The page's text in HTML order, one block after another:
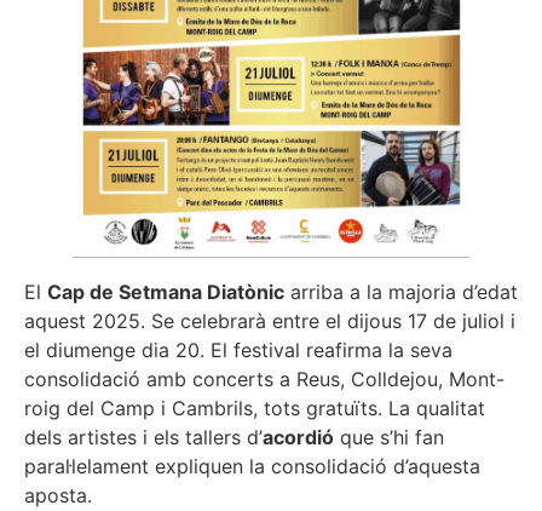
El Cap de Setmana Diatònic arriba a la majoria d’edat
aquest 2025. Se celebrarà entre el dijous 17 de juliol i
el diumenge dia 20. El festival reafirma la seva
consolidació amb concerts a Reus, Colldejou, Mont-
roig del Camp i Cambrils, tots gratuïts. La qualitat
dels artistes i els tallers d’acordió que s’hi fan
paral·lelament expliquen la consolidació d’aquesta
aposta.